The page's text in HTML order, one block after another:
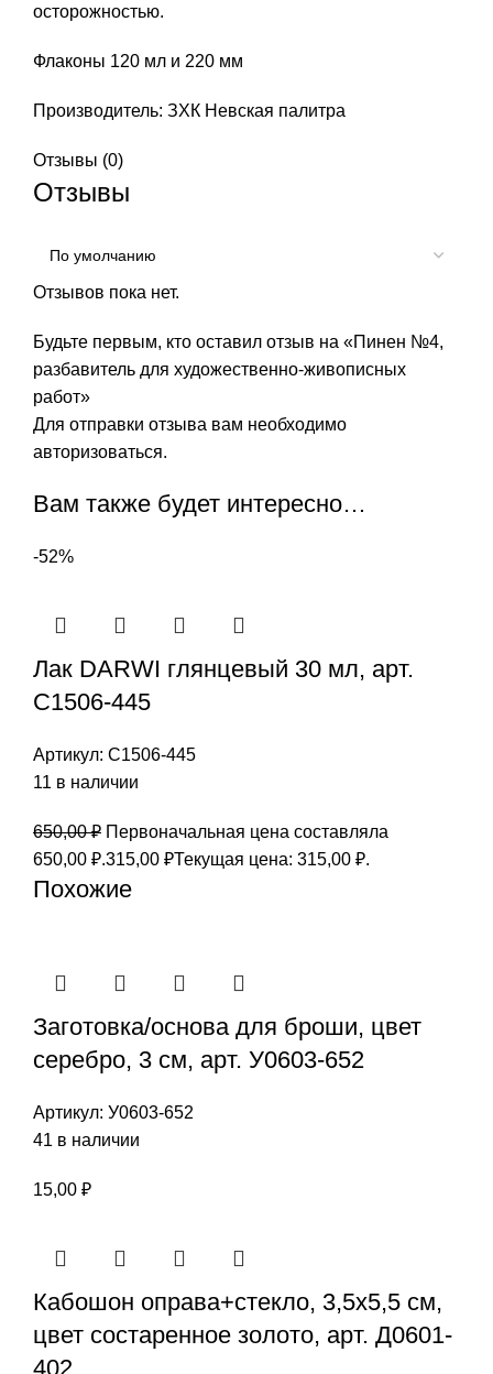
осторожностью.
Флаконы 120 мл и 220 мм
Производитель: ЗХК Невская палитра
Отзывы (0)
Отзывы
Отзывов пока нет.
Будьте первым, кто оставил отзыв на «Пинен №4,
разбавитель для художественно-живописных
работ»
Для отправки отзыва вам необходимо
авторизоваться.
Вам также будет интересно…
-52%
Лак DARWI глянцевый 30 мл, арт.
С1506-445
Артикул: С1506-445
11 в наличии
650,00₽ Первоначальная цена составляла
650,00 ₽.315,00 ₽Текущая цена: 315,00 ₽.
Похожие
Заготовка/основа для броши, цвет
серебро, 3 см, арт. У0603-652
Артикул: У0603-652
41 в наличии
15,00 ₽
Кабошон оправа+стекло, 3,5х5,5 см,
цвет состаренное золото, арт. Д0601-
402